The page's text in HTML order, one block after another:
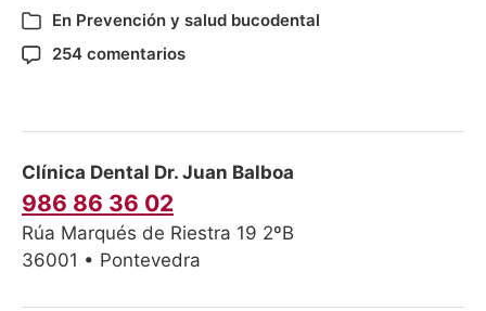
En Prevención y salud bucodental
254 comentarios
Clínica Dental Dr. Juan Balboa
986 86 36 02
Rúa Marqués de Riestra 19 2ºB
36001 • Pontevedra